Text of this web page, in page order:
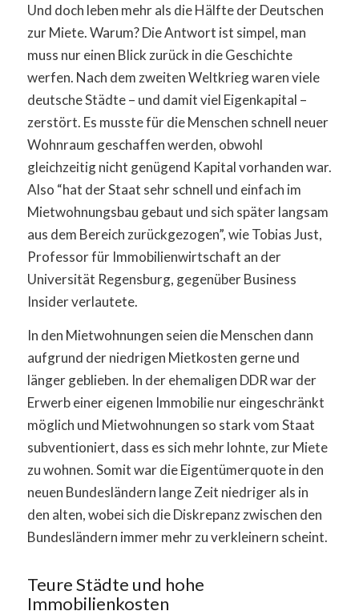
Und doch leben mehr als die Hälfte der Deutschen
zur Miete. Warum? Die Antwort ist simpel, man
muss nur einen Blick zurück in die Geschichte
werfen. Nach dem zweiten Weltkrieg waren viele
deutsche Städte – und damit viel Eigenkapital –
zerstört. Es musste für die Menschen schnell neuer
Wohnraum geschaffen werden, obwohl
gleichzeitig nicht genügend Kapital vorhanden war.
Also “hat der Staat sehr schnell und einfach im
Mietwohnungsbau gebaut und sich später langsam
aus dem Bereich zurückgezogen”, wie Tobias Just,
Professor für Immobilienwirtschaft an der
Universität Regensburg, gegenüber Business
Insider verlautete.
In den Mietwohnungen seien die Menschen dann
aufgrund der niedrigen Mietkosten gerne und
länger geblieben. In der ehemaligen DDR war der
Erwerb einer eigenen Immobilie nur eingeschränkt
möglich und Mietwohnungen so stark vom Staat
subventioniert, dass es sich mehr lohnte, zur Miete
zu wohnen. Somit war die Eigentümerquote in den
neuen Bundesländern lange Zeit niedriger als in
den alten, wobei sich die Diskrepanz zwischen den
Bundesländern immer mehr zu verkleinern scheint.
Teure Städte und hohe
Immobilienkosten